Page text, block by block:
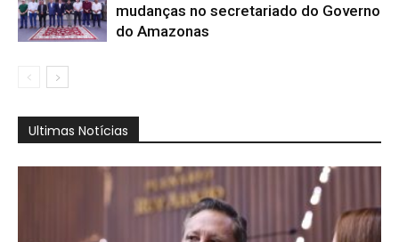
mudanças no secretariado do Governo
do Amazonas
Ultimas Notícias